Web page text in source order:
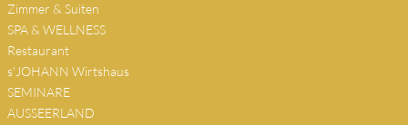
Zimmer & Suiten
SPA & WELLNESS
Restaurant
s'JOHANN Wirtshaus
SEMINARE
AUSSEERLAND